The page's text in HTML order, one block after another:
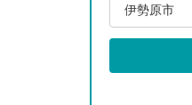
伊勢原市